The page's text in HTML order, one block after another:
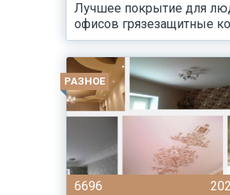
Лучшее покрытие для
офисов грязезащитные
РАЗНОЕ
6696